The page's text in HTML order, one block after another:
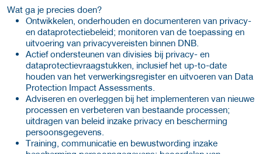
Wat ga je precies doen?
Ontwikkelen, onderhouden en documenteren van privacy-
en dataprotectiebeleid; monitoren van de toepassing en
uitvoering van privacyvereisten binnen DNB.
Actief ondersteunen van divisies bij privacy- en
dataprotectievraagstukken, inclusief het up-to-date
houden van het verwerkingsregister en uitvoeren van Data
Protection Impact Assessments.
Adviseren en overleggen bij het implementeren van nieuwe
processen en verbeteren van bestaande processen;
uitdragen van beleid inzake privacy en bescherming
persoonsgegevens.
Training, communicatie en bewustwording inzake